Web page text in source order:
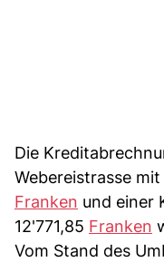
Die
Webereistrasse
Franken und einer
12'771,85 Franken
Vom Stand des